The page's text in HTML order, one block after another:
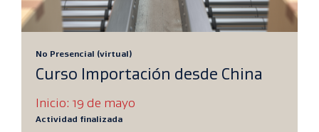
No Presencial (virtual)
Curso Importación desde China
Inicio: 19 de mayo
Actividad finalizada